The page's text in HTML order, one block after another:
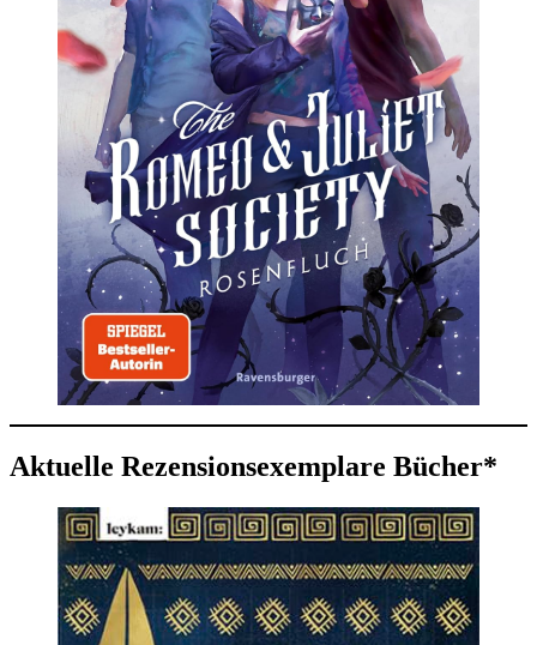
Aktuelle Rezensionsexemplare Bücher*